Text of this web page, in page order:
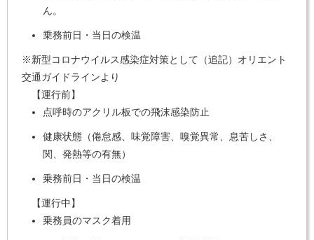
ん。
乗務前日・当日の検温
※新型コロナウイルス感染症対策として（追記）オリエント
交通ガイドラインより
【運行前】
点呼時のアクリル板での飛沫感染防止
健康状態（倦怠感、味覚障害、嗅覚異常、息苦しさ、
関、発熱等の有無）
乗務前日・当日の検温
【運行中】
乗務員のマスク着用